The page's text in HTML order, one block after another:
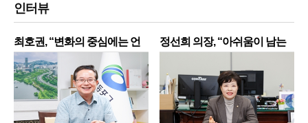
인터뷰
최호권, “변화의 중심에는 언
제
정선희 의장, “아쉬움이 남는